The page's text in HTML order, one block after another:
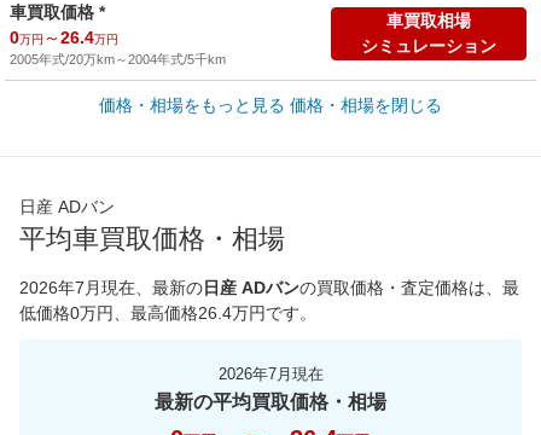
車買取価格 *
0万円 ～26.4万円
2005年式/20万km～2004年式/5千km
車買取相場
シミュレーション
新車カタログ価格
他車種を
65,050円
価格・相場をもっと見る 価格・相場を閉じる
日産 ADバン
平均車買取価格・相場
2026年7月現在 、最新の日産 ADバンの買取価格・査定価格は、最
低価格0万円、最高価格26.4万円です。
2026年7月現在
最新の平均買取価格・相場